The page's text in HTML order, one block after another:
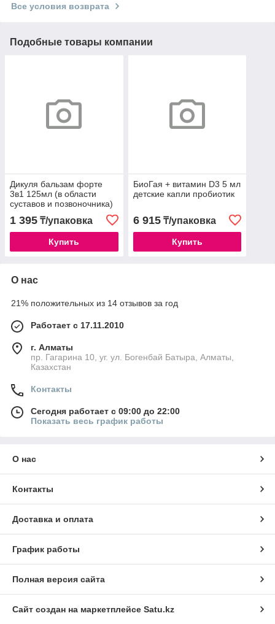
Все условия возврата
Подобные товары компании
Дикуля бальзам форте
3в1 125мл (в области
суставов и позвоночника)
1 395 ₸/упаковка
Купить
БиоГая + витамин D3 5 мл
детские капли пробиотик
6 915₸/упаковка
Купить
О нас
21% положительных из 14 отзывов за год
Работает с 17.11.2010
г. Алматы
пр. Гагарина 10, уг. ул. Богенбай Батыра, Алматы,
Казахстан
Контакты
Сегодня работает с 09:00 до 22:00
Показать весь график работы
О нас
Контакты
Доставка и оплата
График работы
Полная версия сайта
Сайт создан на маркетплейсе Satu.kz